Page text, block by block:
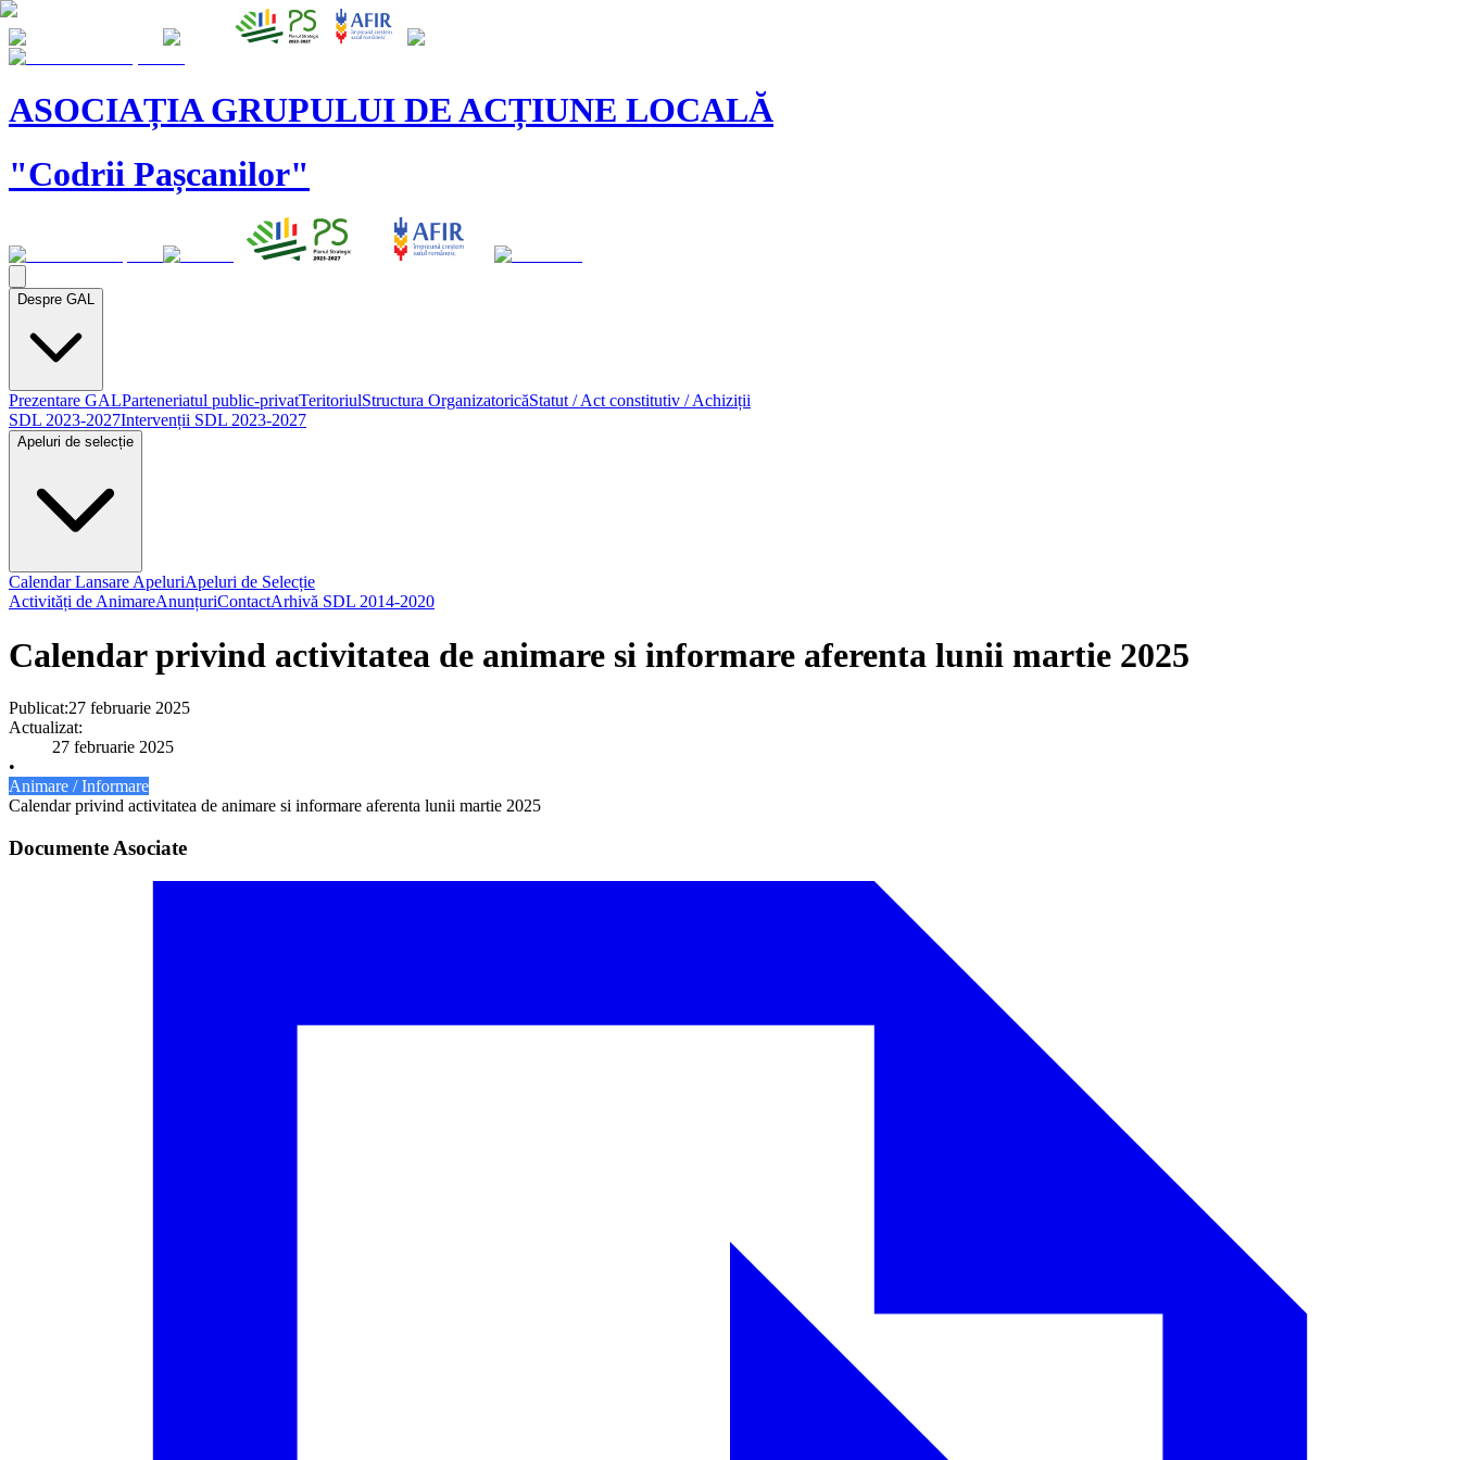
ASOCIAȚIA GRUPULUI DE ACȚIUNE LOCALĂ
"Codrii Pașcanilor"
Despre GAL
Prezentare GALParteneriatul public-privatTeritoriulStructura OrganizatoricăStatut / Act constitutiv / Achiziții
SDL 2023-2027Intervenții SDL 2023-2027
Apeluri de selecție
Calendar Lansare ApeluriApeluri de Selecție
Activități de AnimareAnunțuriContactArhivă SDL 2014-2020
Calendar privind activitatea de animare si informare aferenta lunii martie 2025
Publicat:27 februarie 2025
Actualizat:
27 februarie 2025
•
Animare / Informare
Calendar privind activitatea de animare si informare aferenta lunii martie 2025
Documente Asociate